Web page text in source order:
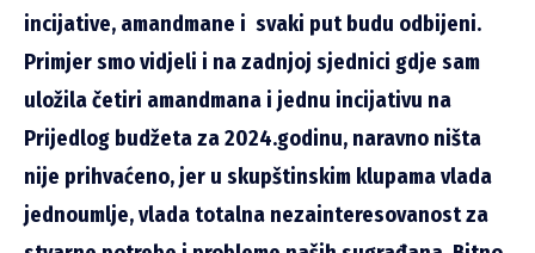
incijative, amandmane i svaki put budu odbijeni.
Primjer smo vidjeli i na zadnjoj sjednici gdje sam
uložila četiri amandmana i jednu incijativu na
Prijedlog budžeta za 2024.godinu, naravno ništa
nije prihvaćeno, jer u skupštinskim klupama vlada
jednoumlje, vlada totalna nezainteresovanost za